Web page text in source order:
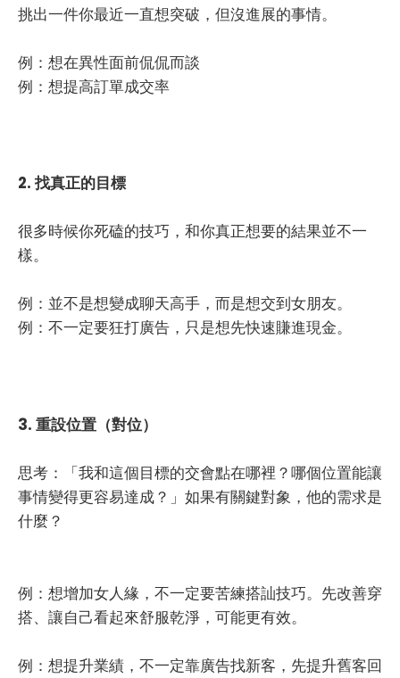
挑出一件你最近一直想突破，但沒進展的事情。
例：想在異性面前侃侃而談
例：想提高訂單成交率
2. 找真正的目標
很多時候你死磕的技巧，和你真正想要的結果並不一
樣。
例：並不是想變成聊天高手，而是想交到女朋友。
例：不一定要狂打廣告，只是想先快速賺進現金。
3. 重設位置（對位）
思考：「我和這個目標的交會點在哪裡？哪個位置能讓
事情變得更容易達成？」如果有關鍵對象，他的需求是
什麼？
例：想增加女人緣，不一定要苦練搭訕技巧。先改善穿
搭、讓自己看起來舒服乾淨，可能更有效。
例：想提升業績，不一定靠廣告找新客，先提升舊客回